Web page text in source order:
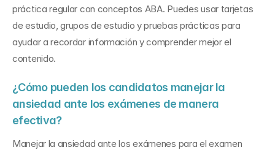
práctica regular con conceptos ABA. Puedes usar tarjetas
de estudio, grupos de estudio y pruebas prácticas para
ayudar a recordar información y comprender mejor el
contenido.
¿Cómo pueden los candidatos manejar la
ansiedad ante los exámenes de manera
efectiva?
Manejar la ansiedad ante los exámenes para el examen